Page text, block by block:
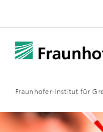
Fraunhofer-Institut für